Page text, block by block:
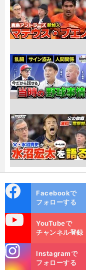
ok
Facebookで
フォローする
YouTubeで
チャンネル登録
m
Instagramで
フォローする